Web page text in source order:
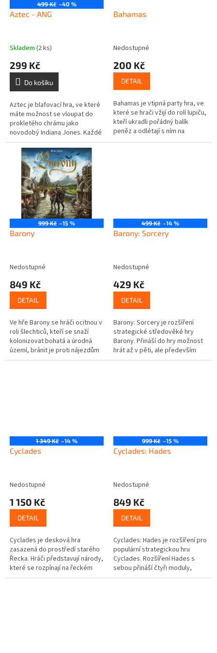
499 Kč –40 %
Aztec - ANG
Skladem (2 ks)
299 Kč
Do košíku
Aztec je blafovací hra, ve které
máte možnost se vloupat do
prokletého chrámu jako
novodobý Indiana Jones. Každé
kolo vyložíte kartu, kde jsou
drahokamy ve 2 různých
barvách v...
Bahamas
Nedostupné
200 Kč
DETAIL
Bahamas je vtipná party hra, ve
které se hrači vžijí do rolí lupiču,
kteří ukradli pořádný balík
peněz a odlétají s ním na
Bahamy. Bohužel se cosi
999 Kč –15 %
Barony
Nedostupné
849 Kč
DETAIL
Ve hře Barony se hráči ocitnou v
roli šlechticů, kteří se snaží
kolonizovat bohatá a úrodná
území, bránit je proti nájezdům
protivníků a především usilují o
499 Kč –14 %
Barony: Sorcery
Nedostupné
429 Kč
DETAIL
Barony: Sorcery je rozšíření
strategické středověké hry
Barony. Přináší do hry možnost
hrát až v pěti, ale především
nové dílky tajemných území,
1 349 Kč –14 %
Cyclades
Nedostupné
1 150 Kč
DETAIL
Cyclades je desková hra
zasazená do prostředí starého
Řecka. Hráči představují národy,
které se rozpínají na řeckém
souostroví známém jako
999 Kč –15 %
Cyclades: Hades
Nedostupné
849 Kč
DETAIL
Cyclades: Hades je rozšíření pro
populární strategickou hru
Cyclades. Rozšíření Hades s
sebou přináší čtyři moduly,
kterými si můžete upravit svou